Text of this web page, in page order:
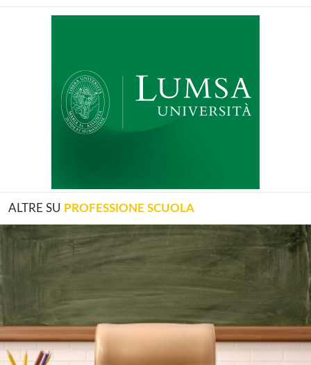
ALTRE SU PROFESSIONE SCUOLA